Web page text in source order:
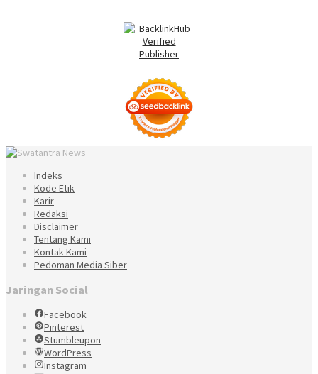
Indeks
Kode Etik
Karir
Redaksi
Disclaimer
Tentang Kami
Kontak Kami
Pedoman Media Siber
Jaringan Social
Facebook
Pinterest
Stumbleupon
WordPress
Instagram